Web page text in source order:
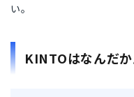
い。
KINTOはなんだ